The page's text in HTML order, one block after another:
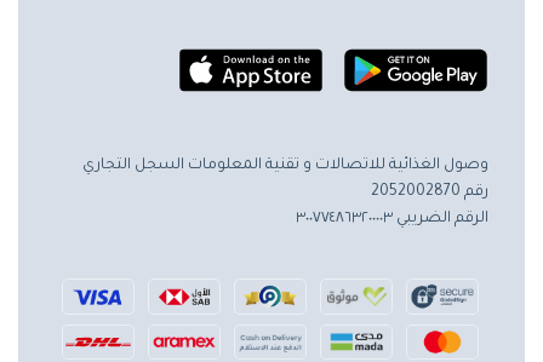
وصول الغذائية للاتصالات و تقنية المعلومات السجل التجاري
رقم 2052002870
الرقم الضريبي ٣٠٠٧٧٤٨٦٣٢٠٠٠٠٣